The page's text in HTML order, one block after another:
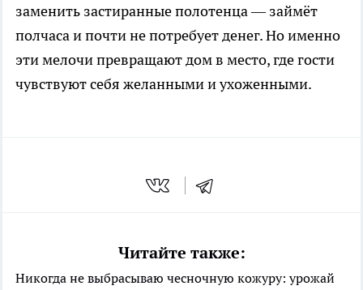
заменить застиранные полотенца — займёт
полчаса и почти не потребует денег. Но именно
эти мелочи превращают дом в место, где гости
чувствуют себя желанными и ухоженными.
Читайте также:
Никогда не выбрасываю чесночную кожуру: урожай